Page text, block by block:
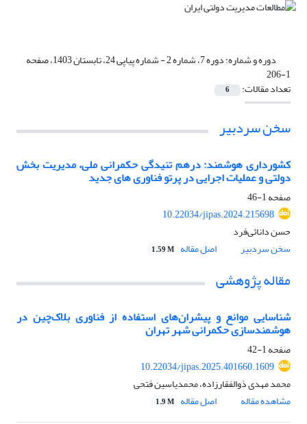
دوره و شماره: دوره 7، شماره 2 - شماره پیاپی 24، تابستان 1403، صفحه
1-206
تعداد مقالات: 6
سخن سردبیر
کشورداری هوشمند: درهم تنیدگی حکمرانی ملی، مدیریت بخش
دولتی و عملیات اجرایی در پرتو فناوری های جدید
صفحه1-46
10.22034/jipas.2024.215698
حسن دانائی‌فرد
سخن سردبیر
اصل مقاله 1.59 M
مقاله پژوهشی
شناسایی موانع و پیشران‌های استفاده از فناوری بلاک‌چین در
هوشمندسازی حکمرانی شهر تهران
صفحه1-42
10.22034/jipas.2025.401660.1609
محمد مهدی ذوالفقارزاده، محمدیاسین فتحی
مشاهده مقاله
اصل مقاله 1.9 M